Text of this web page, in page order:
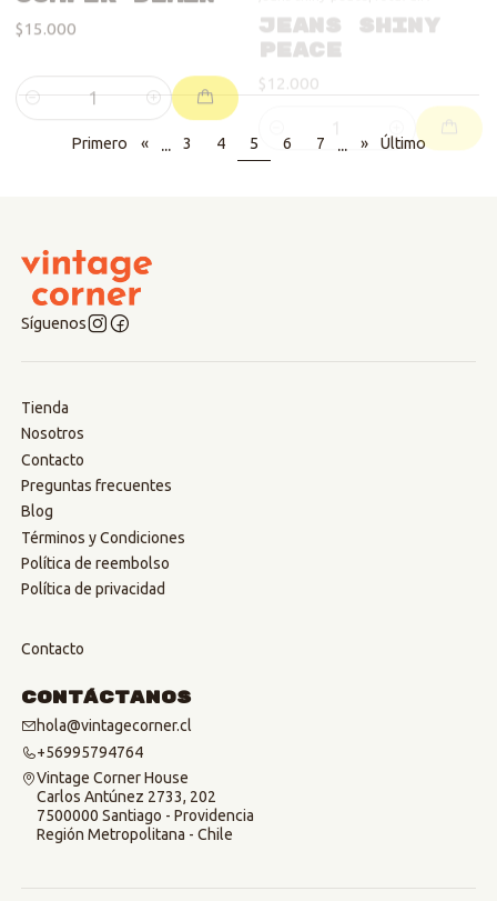
Cantidad
Primero « 3 4 5 6 7 » Último
Síguenos
Tienda
Nosotros
Contacto
Preguntas frecuentes
Blog
Términos y Condiciones
Política de reembolso
Política de privacidad
Contacto
Contáctanos
hola@vintagecorner.cl
+56995794764
Vintage Corner House
Carlos Antúnez 2733, 202
7500000 Santiago - Providencia
Región Metropolitana - Chile